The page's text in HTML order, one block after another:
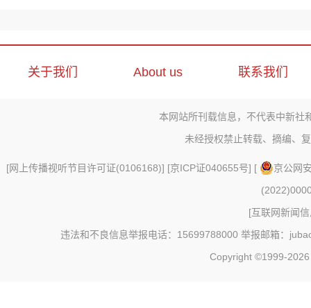
关于我们 About us 联系我们
本网站所刊载信息，不代表中新社
未经授权禁止转载、摘编、
[网上传播视听节目许可证(0106168)] [京ICP证040655号] [
京公网
[互联网新闻
违法和不良信息举报电话：15699788000 举报邮箱：
Copyright ©1999-